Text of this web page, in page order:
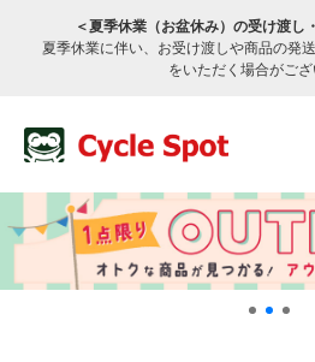
＜夏季休業（お盆休み）の受け渡し
夏季休業に伴い、お受け渡しや商品の発
をいただく場合がござ